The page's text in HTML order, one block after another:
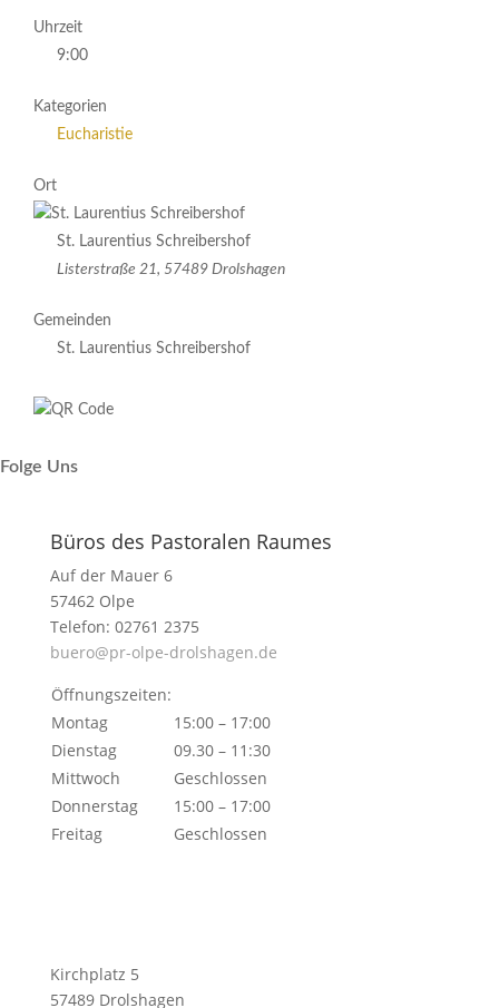
Uhrzeit
9:00
Kategorien
Eucharistie
Ort
St. Laurentius Schreibershof
Listerstraße 21, 57489 Drolshagen
Gemeinden
St. Laurentius Schreibershof
Folge Uns
Büros des Pastoralen Raumes
Auf der Mauer 6
57462 Olpe
Telefon: 02761 2375
buero@pr-olpe-drolshagen.de
Öffnungszeiten:
Montag
15:00 – 17:00
Dienstag
09.30 – 11:30
Mittwoch
Geschlossen
Donnerstag
15:00 – 17:00
Freitag
Geschlossen
Kirchplatz 5
57489 Drolshagen